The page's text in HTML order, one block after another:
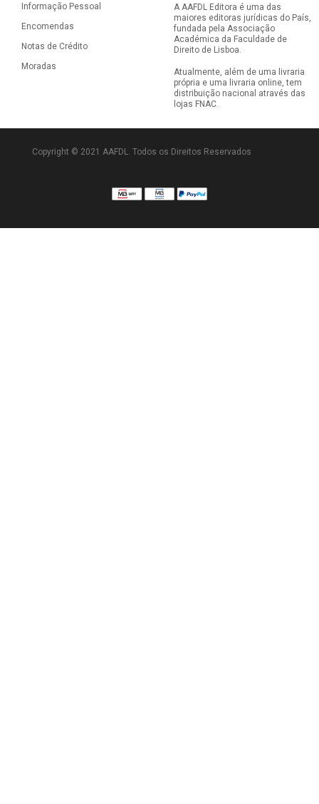
Informação Pessoal
Encomendas
Notas de Crédito
Moradas
A AAFDL Editora é uma das
maiores editoras jurídicas do País,
fundada pela Associação
Académica da Faculdade de
Direito de Lisboa.
Atualmente, além de uma livraria
própria e uma livraria online, tem
distribuição nacional através das
lojas FNAC.
Copyright © 2021 AAFDL. Todos os Direitos Reservados